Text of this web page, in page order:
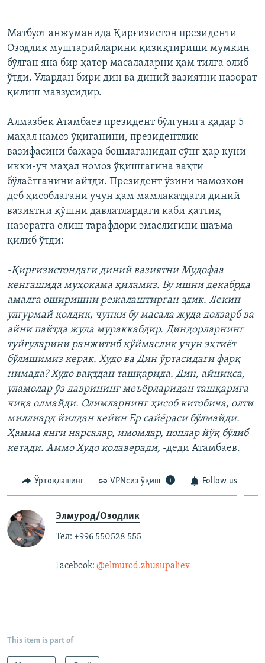
Матбуот анжуманида Қирғизистон президенти
Озодлик муштарийларини қизиқтириши мумкин
бўлган яна бир қатор масалаларни ҳам тилга олиб
ўтди. Улардан бири дин ва диний вазиятни назорат
қилиш мавзусидир.
Алмазбек Атамбаев президент бўлгунига қадар 5
маҳал намоз ўқиганини, президентлик
вазифасини бажара бошлаганидан сўнг ҳар куни
икки-уч маҳал номоз ўқишгагина вақти
бўлаётганини айтди. Президент ўзини намозхон
деб ҳисоблагани учун ҳам мамлакатдаги диний
вазиятни қўшни давлатлардаги каби қаттиқ
назоратга олиш тарафдори эмаслигини шаъма
қилиб ўтди:
-Қирғизистондаги диний вазиятни Мудофаа
кенгашида муҳокама қиламиз. Бу ишни декабрда
амалга оширишни режалаштирган эдик. Лекин
улгурмай қолдик, чунки бу масала жуда долзарб ва
айни пайтда жуда мураккабдир. Диндорларнинг
туйғуларини ранжитиб қўймаслик учун эҳтиёт
бўлишимиз керак. Худо ва Дин ўртасидаги фарқ
нимада? Худо вақтдан ташқарида. Дин, айниқса,
уламолар ўз даврининг меъёрларидан ташқарига
чиқа олмайди. Олимларнинг ҳисоб китобича, олти
миллиард йилдан кейин Ер сайёраси бўлмайди.
Ҳамма янги нарсалар, имомлар, поплар йўқ бўлиб
кетади. Аммо Худо қолаверади, -деди Атамбаев.
Ўртоқлашинг VPNсиз ўқиш Follow us
Элмурод/Озодлик
Тел: +996 550528 555
Facebook: @elmurod.zhusupaliev
This item is part of